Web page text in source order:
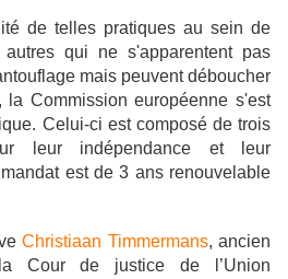
de telles pratiques au sein de
qui ne s'apparentent pas
mais peuvent déboucher
la Commission européenne s'est
Celui-ci est composé de trois
leur indépendance et leur
est de 3 ans renouvelable
Christiaan Timmermans, ancien
Cour de justice de l’Union